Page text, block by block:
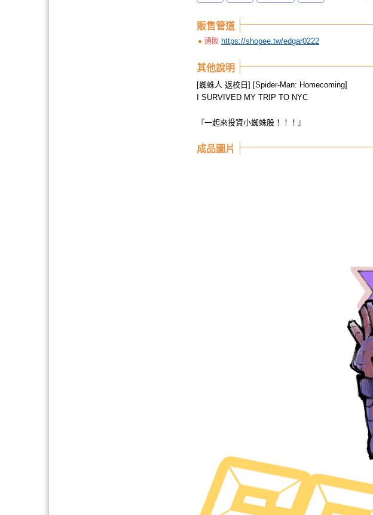
販售管道
通販 https://shopee.tw/edgar0222
其他說明
[蜘蛛人 返校日] [Spider-Man: Homecoming]
I SURVIVED MY TRIP TO NYC
『一起來投資小蜘蛛股！！！』
成品圖片